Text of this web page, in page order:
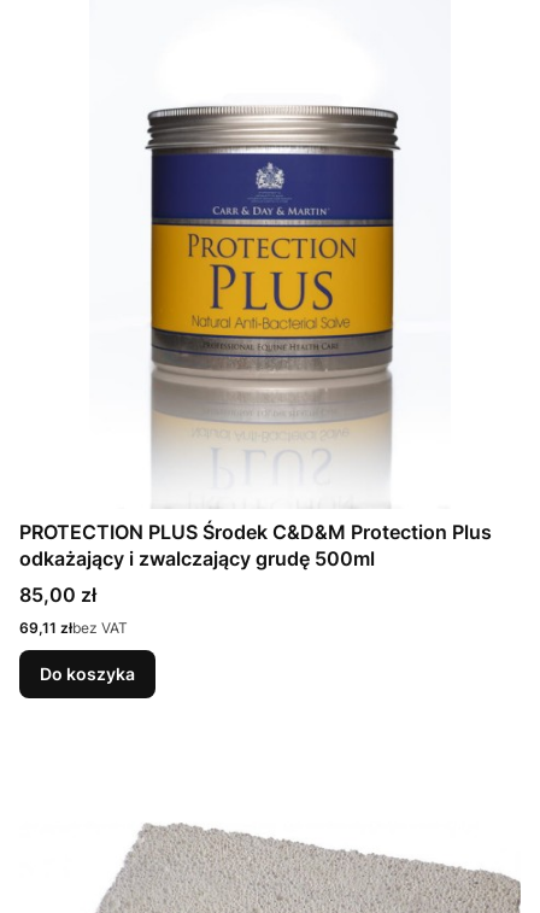
PROTECTION PLUS Środek C&D&M Protection Plus
odkażający i zwalczający grudę 500ml
Cena
85,00 zł
Cena
69,11 złbez VAT
Do koszyka